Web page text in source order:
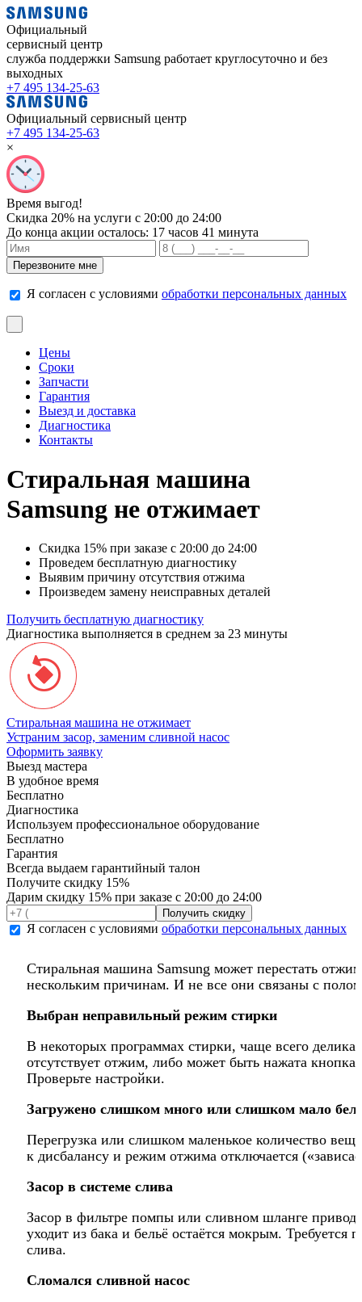
Официальный
сервисный центр
служба поддержки Samsung работает круглосуточно и без
выходных
+7 495 134-25-63
Официальный сервисный центр
+7 495 134-25-63
×
Время выгод!
Скидка 20% на услуги с 20:00 до 24:00
До конца акции осталось: 17 часов 41 минута
Я согласен с условиями обработки персональных данных
Цены
Сроки
Запчасти
Гарантия
Выезд и доставка
Диагностика
Контакты
Стиральная машина
Samsung не отжимает
Скидка 15% при заказе с 20:00 до 24:00
Проведем бесплатную диагностику
Выявим причину отсутствия отжима
Произведем замену неисправных деталей
Получить бесплатную диагностику
Диагностика выполняется в среднем за 23 минуты
Стиральная машина не отжимает
Устраним засор, заменим сливной насос
Оформить заявку
Выезд мастера
В удобное время
Бесплатно
Диагностика
Используем профессиональное оборудование
Бесплатно
Гарантия
Всегда выдаем гарантийный талон
Получите скидку 15%
Дарим скидку 15% при заказе с 20:00 до 24:00
Я согласен с условиями обработки персональных данных
Стиральная машина Samsung может перестать
нескольким причинам. И не все они связаны с
Выбран неправильный режим стирки
В некоторых программах стирки, чаще всего
отсутствует отжим, либо может быть нажата кнопка
Проверьте настройки.
Загружено слишком много или слишком мало
Перегрузка или слишком маленькое количество
к дисбалансу и режим отжима отключается
Засор в системе слива
Засор в фильтре помпы или сливном шланге
уходит из бака и бельё остаётся мокрым. Требуется
слива.
Сломался сливной насос